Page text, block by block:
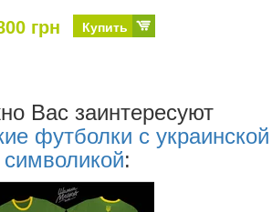
грн Купить
Ваc заинтересуют
футболки с украинской
символикой: